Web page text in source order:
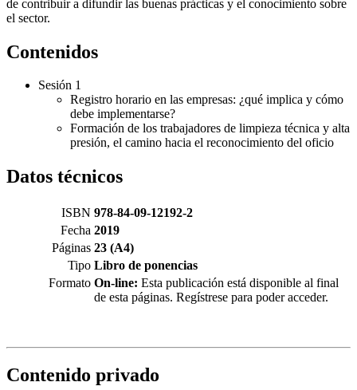
de contribuir a difundir las buenas prácticas y el conocimiento sobre
el sector.
Contenidos
Sesión 1
Registro horario en las empresas: ¿qué implica y cómo
debe implementarse?
Formación de los trabajadores de limpieza técnica y alta
presión, el camino hacia el reconocimiento del oficio
Datos técnicos
ISBN 978-84-09-12192-2
Fecha 2019
Páginas 23 (A4)
Tipo Libro de ponencias
Formato On-line: Esta publicación está disponible al final
de esta páginas. Regístrese para poder acceder.
Contenido privado